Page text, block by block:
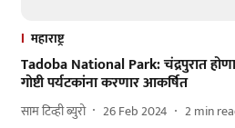
महाराष्ट्र
Tadoba National Park: चंद्रपुरात
गोष्टी पर्यटकांना करणार आकर्षित
साम टिव्ही ब्युरो 26 Feb 2024 2min